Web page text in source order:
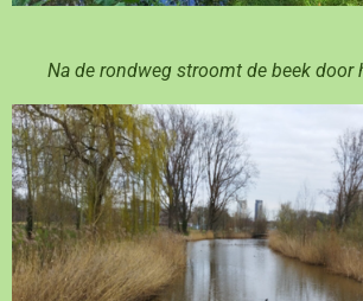
Na de rondweg stroomt de beek door